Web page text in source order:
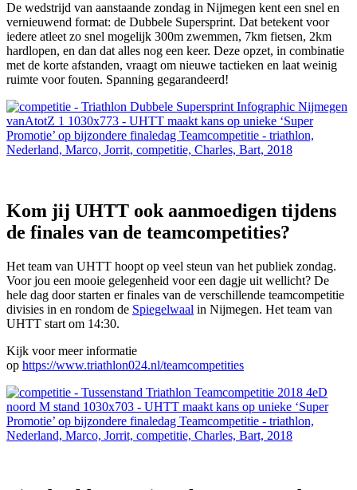
De wedstrijd van aanstaande zondag in Nijmegen kent een snel en
vernieuwend format: de Dubbele Supersprint. Dat betekent voor
iedere atleet zo snel mogelijk 300m zwemmen, 7km fietsen, 2km
hardlopen, en dan dat alles nog een keer. Deze opzet, in combinatie
met de korte afstanden, vraagt om nieuwe tactieken en laat weinig
ruimte voor fouten. Spanning gegarandeerd!
Kom jij UHTT ook aanmoedigen tijdens
de finales van de teamcompetities?
Het team van UHTT hoopt op veel steun van het publiek zondag.
Voor jou een mooie gelegenheid voor een dagje uit wellicht? De
hele dag door starten er finales van de verschillende teamcompetitie
divisies in en rondom de Spiegelwaal in Nijmegen. Het team van
UHTT start om 14:30.
Kijk voor meer informatie
op https://www.triathlon024.nl/teamcompetities